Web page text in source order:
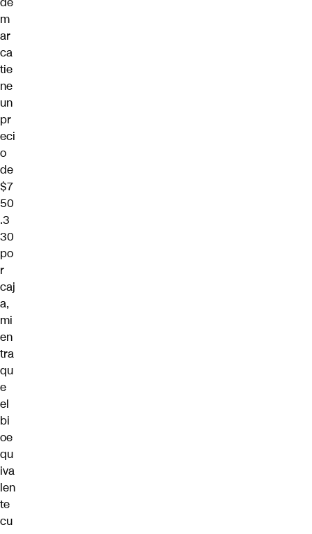
m
ar
ca
tie
ne
un
pr
eci
o
de
$7
50
.3
30
po
r
caj
a,
mi
en
tra
qu
e
el
bi
oe
qu
iva
len
te
cu